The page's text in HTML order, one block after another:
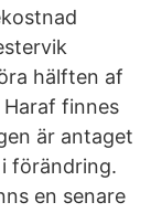
hälften af
finnes
är antaget
förändring.
en senare